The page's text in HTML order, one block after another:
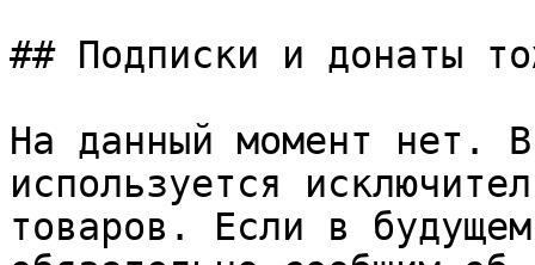
## Подписки и донаты
На данный момент нет.
используется
товаров. Если в